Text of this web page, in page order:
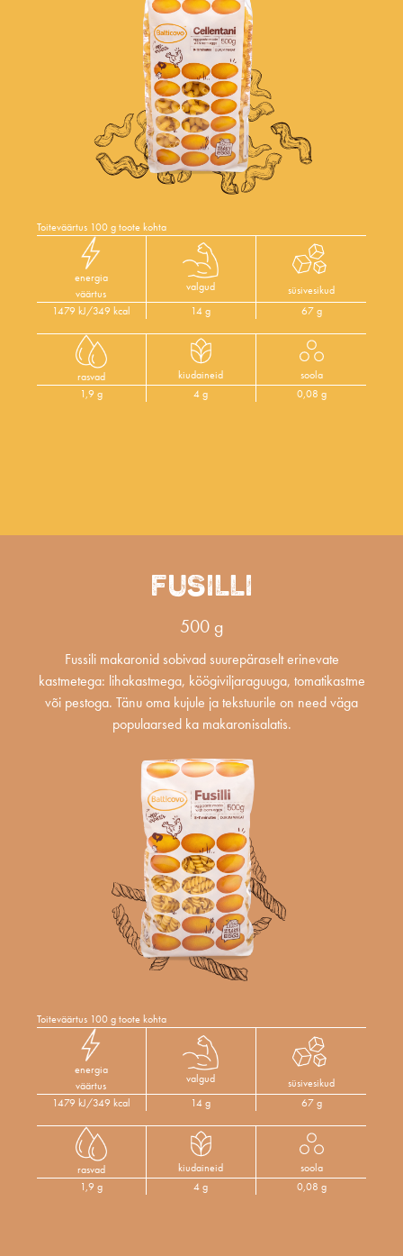
Toiteväärtus 100 g toote kohta
energia
väärtus
valgud
süsivesikud
1479 kJ/349 kcal
14 g 67 g
rasvad kiudaineid
soola
1,9 g
4 g 0,08 g
FUSILLI
500 g
Fussili makaronid sobivad suurepäraselt erinevate
kastmetega: lihakastmega, köögiviljaraguuga, tomatikastme
või pestoga. Tänu oma kujule ja tekstuurile on need väga
populaarsed ka makaronisalatis.
Toiteväärtus 100 g toote kohta
energia
väärtus
valgud
süsivesikud
1479 kJ/349 kcal
14 g 67 g
rasvad kiudaineid
soola
1,9 g
4 g 0,08 g